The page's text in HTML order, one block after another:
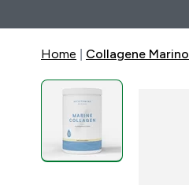
Home Collagene Marino